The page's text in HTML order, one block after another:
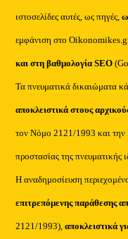
ιστοσελίδες αυτές, ως πηγές,
εμφάνιση στο
και στη βαθμολογία SEO
Τα πνευματικά δικαιώματα
αποκλειστικά στους
τον Νόμο 2121/1993 και
προστασίας της πνευματικής
Η αναδημοσίευση
επιτρεπόμενης παράθεσης
2121/1993), αποκλειστικά